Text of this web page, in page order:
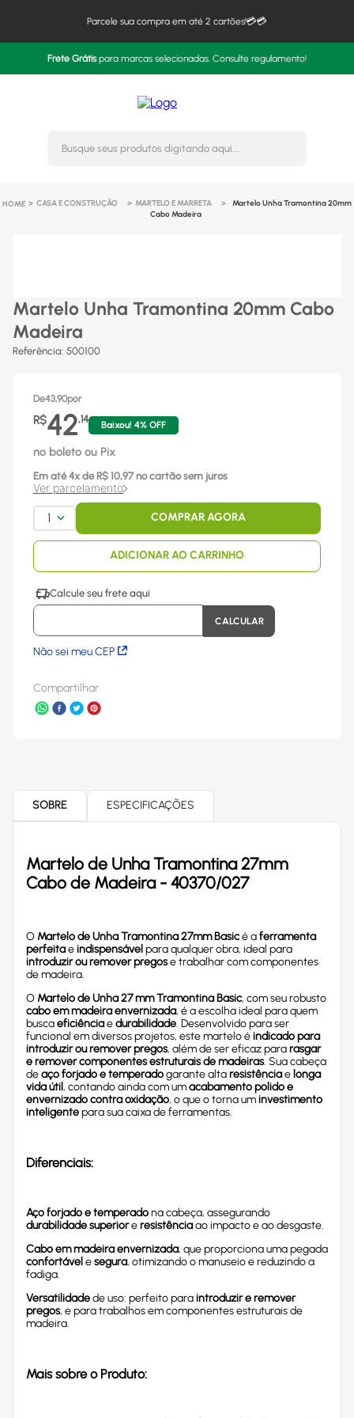
Parcele sua compra em até 2 cartões!💳💳
Frete Grátispara marcas selecionadas. Consulte regulamento!
Busque seus produtos
CASA E CONSTRUÇÃO MARTELO E MARRETA
Martelo Unha Tramontina 20mm
Cabo Madeira
Martelo Unha Tramontina 20mm Cabo
Madeira
Referência: 500100
De43,90por
R$42,14
Baixou! 4% OFF
no boleto ou Pix
Em até 4x de R$ 10,97no cartão sem juros
Ver parcelamento
1 COMPRAR AGORA
ADICIONAR AO CARRINHO
Não sei meu CEP
Compartilhar
SOBRE ESPECIFICAÇÕES
Martelo de Unha Tramontina 27mm
Cabo de Madeira - 40370/027
OMartelo de Unha Tramontina 27mm Basicé aferramenta
perfeitaeindispensável para qualquer obra, ideal para
introduzir ou remover pregose trabalhar com componentes
de madeira.
OMartelo de Unha 27 mm Tramontina Basic, com seu robusto
cabo em madeira envernizada, é a escolha ideal para quem
buscaeficiênciaedurabilidade. Desenvolvido para ser
funcional em diversos projetos, este martelo éindicado para
introduzir ou remover pregos, além de ser eficaz pararasgar
e remover componentes estruturais de madeiras. Sua cabeça
deaço forjado e temperadogarante altaresistênciae longa
vida útil, contando ainda com umacabamento polido e
envernizado contra oxidação, o que o torna uminvestimento
inteligentepara sua caixa de ferramentas.
Diferenciais:
Aço forjado e temperadona cabeça, assegurando
durabilidade superioreresistênciaao impacto e ao desgaste.
Cabo em madeira envernizada, que proporciona uma pegada
confortável esegura, otimizando o manuseio e reduzindo a
fadiga.
Versatilidadede uso: perfeito paraintroduzir e remover
pregos, e para trabalhos em componentes estruturais de
madeira.
Mais sobre o Produto: